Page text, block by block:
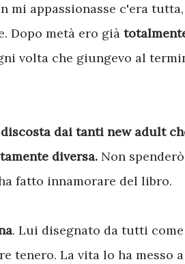
mi appassionasse c'era
Dopo metà ero già
volta che giungevo al
dai tanti new adult
diversa. Non
fatto innamorare del libro.
. Lui disegnato da tutti
tenero. La vita lo ha messo